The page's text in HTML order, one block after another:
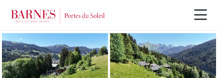
PROGRAMME NEUF